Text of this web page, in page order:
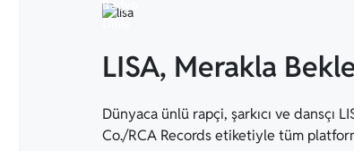
LISA, Merakla
Dünyaca ünlü rapçi, şarkıcı ve dansçı
Co./RCA Records etiketiyle tüm